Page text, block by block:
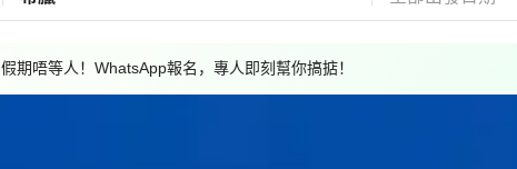
假期唔等人！WhatsApp報名，專人即刻幫你搞掂！